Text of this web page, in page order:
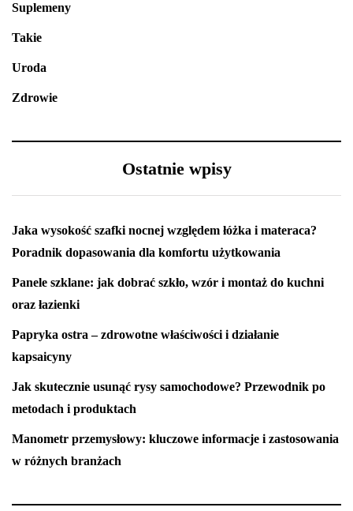
Suplemeny
Takie
Uroda
Zdrowie
Ostatnie wpisy
Jaka wysokość szafki nocnej względem łóżka i materaca?
Poradnik dopasowania dla komfortu użytkowania
Panele szklane: jak dobrać szkło, wzór i montaż do kuchni
oraz łazienki
Papryka ostra – zdrowotne właściwości i działanie
kapsaicyny
Jak skutecznie usunąć rysy samochodowe? Przewodnik po
metodach i produktach
Manometr przemysłowy: kluczowe informacje i zastosowania
w różnych branżach